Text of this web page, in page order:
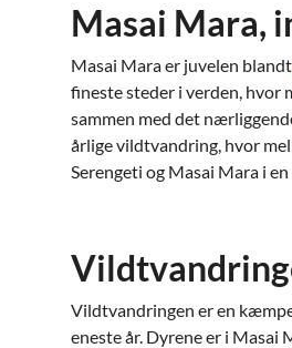
Masai Mara,
Masai Mara er juvelen blandt
fineste steder i verden, hvor
sammen med det
årlige vildtvandring, hvor
Serengeti og Masai Mara i
Vildtvandringen er en
eneste år. Dyrene er i Masai